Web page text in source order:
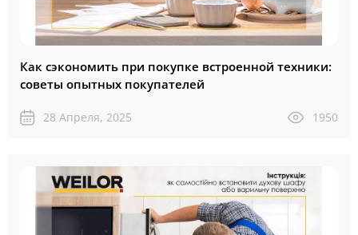
Как сэкономить при покупке встроенной техники:
советы опытных покупателей
28 Апреля, 2025 1950